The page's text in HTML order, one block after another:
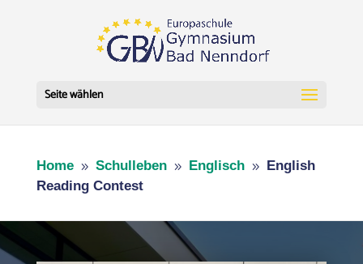
Seite wählen
Home 9 Schulleben 9 Englisch 9 English
Reading Contest